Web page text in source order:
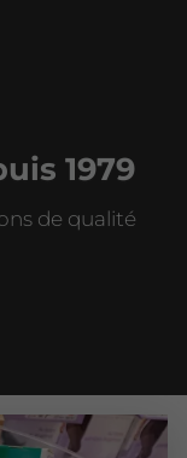
1979
de qualité